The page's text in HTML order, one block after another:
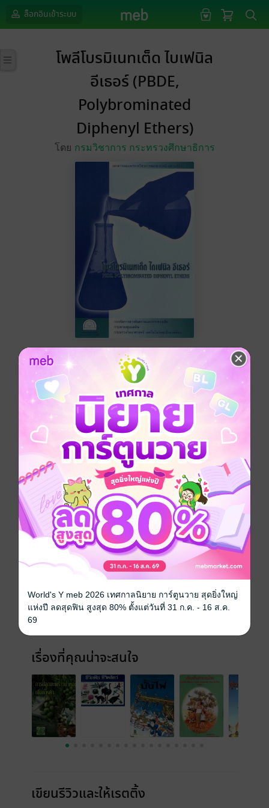
ล็อกอินเข้าระบบ
โพลีโบรมิเนทเต็ด ไบเฟนิล
อีเธอร์ (PBDE,
Polybrominated
Diphenyl Ethers)
โดย กรมวิชาการ กระทรวงศึกษาธิการ
สำนักงานคณะ
กรรมการการศึกษาขั้น
พื้นฐาน กระทรวง
ศึกษาธิการ
เทคโนโลยี
ฟรี
No Rating
ติดตาม แชร์
หนังสืออ่านเสริมนอกเวลาวิทยาศาสตร์ ระดับมัธยม
ประเภทไฟล์ pdf
01 เมษายน 2558
ความยาว 46 หน้า
ราคาปก
เรื่องที่คุณน่าจะสนใจ
เขียนรีวิวและให้เรตติ้ง
World's Y meb 2026 เทศกาลนิยาย การ์ตูนวาย สุดยิ่งใหญ่
แห่งปี ลดสุดฟิน สูงสุด 80% ตั้งแต่วันที่ 31 ก.ค. - 16 ส.ค.
69